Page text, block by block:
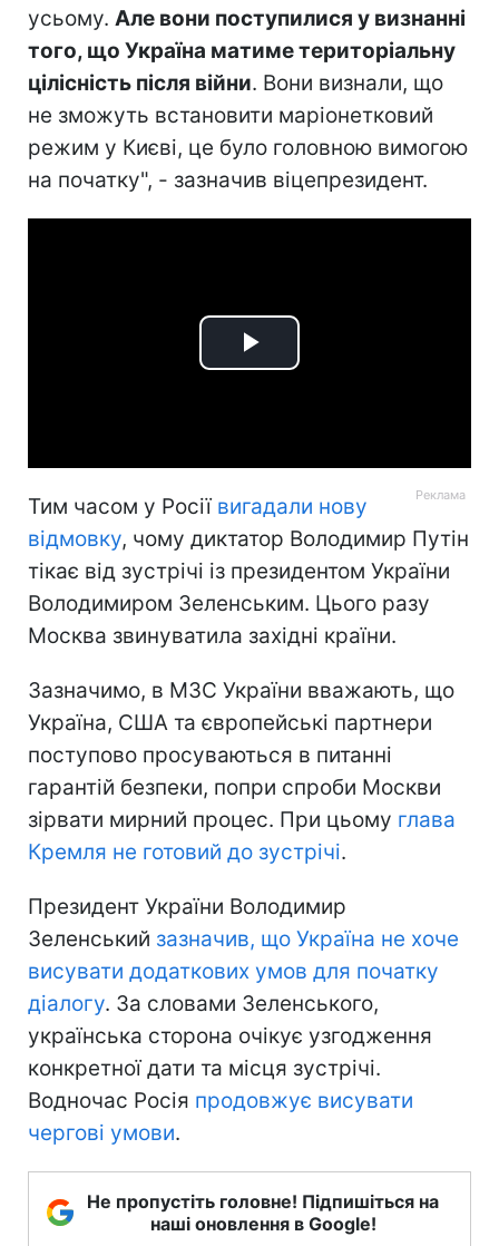
усьому. Але вони поступилися у визнанні
того, що Україна матиме територіальну
цілісність після війни. Вони визнали, що
не зможуть встановити маріонетковий
режим у Києві, це було головною вимогою
на початку", - зазначив віцепрезидент.
Play
Тим часом у Росії вигадали нову
відмовку, чому диктатор Володимир Путін
тікає від зустрічі із президентом України
Володимиром Зеленським. Цього разу
Москва звинуватила західні країни.
Зазначимо, в МЗС України вважають, що
Україна, США та європейські партнери
поступово просуваються в питанні
гарантій безпеки, попри спроби Москви
зірвати мирний процес. При цьому глава
Кремля не готовий до зустрічі.
Президент України Володимир
Зеленський зазначив, що Україна не хоче
висувати додаткових умов для початку
діалогу. За словами Зеленського,
українська сторона очікує узгодження
конкретної дати та місця зустрічі.
Водночас Росія продовжує висувати
чергові умови.
Не пропустіть головне! Підпишіться на
наші оновлення в Google!